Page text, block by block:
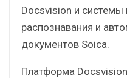
Docsvision и системы
распознавания и
документов Soica.
Платформа